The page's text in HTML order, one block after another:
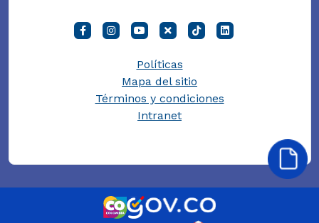
Políticas
Mapa del sitio
Términos y condiciones
Intranet